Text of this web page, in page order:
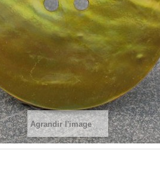
Agrandir l'image